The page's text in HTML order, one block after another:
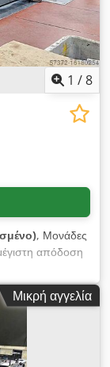
1 /8
, Μονάδες
απόδοση
max:
max:
Μικρή αγγελία